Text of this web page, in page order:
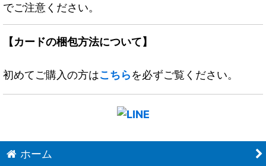
でご注意ください。
【カードの梱包方法について】
初めてご購入の方はこちらを必ずご覧ください。
ホーム